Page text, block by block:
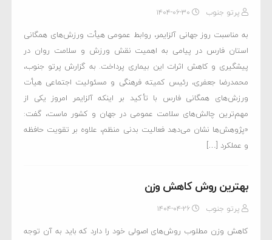
پرتو جنوب ۱۴۰۴-۰۶-۳۰
به مناسبت روز جهانی آلزایمر، روابط عمومی هیأت ورزش‌های همگانی
استان فارس در پیامی به اهمیت نقش ورزش و سلامت روان در
پیشگیری و کاهش اثرات این بیماری پرداخت. به گزارش پرتو جنوب،
محمدرضا جعفری، رئیس کمیته فرهنگی و مسئولیت اجتماعی هیأت
ورزش‌های همگانی فارس با تأکید بر اینکه آلزایمر امروز یکی از
مهم‌ترین چالش‌های سلامت عمومی در جهان و کشور ماست، گفت:
«پژوهش‌ها نشان می‌دهد فعالیت بدنی منظم، علاوه بر تقویت حافظه
و عملکرد […]
بهترین روش کاهش وزن
پرتو جنوب ۱۴۰۴-۰۴-۲۶
کاهش وزن مطلوب روش‌های اصولی خود را دارد که باید به آن توجه